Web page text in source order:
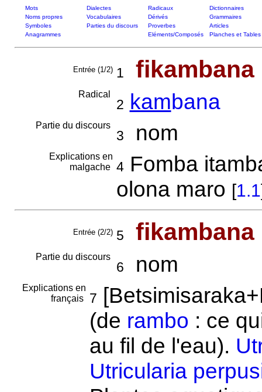
Mots Dialectes Radicaux
Dictionnaires
Noms propres
Vocabulaires Dérivés
Grammaires
Symboles
Parties du discours Proverbes
Articles
Anagrammes
Eléments/Composés Planches et Tables
Entrée (1/2) 1 fikambana
Radical
2 kambana
Partie du discours
3 nom
Explications en
malgache 4Fomba
olona maro [1.1
Entrée (2/2) 5 fikambana
Partie du discours
6 nom
Explications en
français
7
(de rambo : ce
au fil de l'eau).
Utricularia